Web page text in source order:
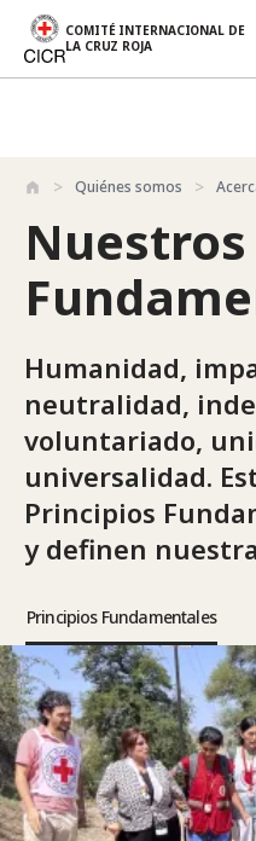
Pasar al contenido principal
COMITÉ INTERNACIONAL DE
LA CRUZ ROJA
Quiénes somos
Humanidad,
neutralidad,
voluntariado,
universalidad.
Principios
y definen
Principios Fundamentales